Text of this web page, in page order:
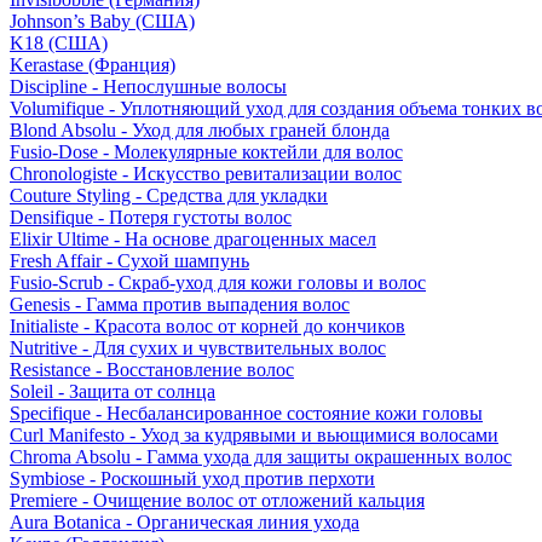
Johnson’s Baby (США)
K18 (США)
Kerastase (Франция)
Discipline - Непослушные волосы
Volumifique - Уплотняющий уход для создания объема тонких
Blond Absolu - Уход для любых граней блонда
Fusio-Dose - Молекулярные коктейли для волос
Chronologiste - Искусство ревитализации волос
Couture Styling - Средства для укладки
Densifique - Потеря густоты волос
Elixir Ultime - На основе драгоценных масел
Fresh Affair - Сухой шампунь
Fusio-Scrub - Скраб-уход для кожи головы и волос
Genesis - Гамма против выпадения волос
Initialiste - Красота волос от корней до кончиков
Nutritive - Для сухих и чувствительных волос
Resistance - Восстановление волос
Soleil - Защита от солнца
Specifique - Несбалансированное состояние кожи головы
Curl Manifesto - Уход за кудрявыми и вьющимися волосами
Chroma Absolu - Гамма ухода для защиты окрашенных волос
Symbiose - Роскошный уход против перхоти
Premiere - Очищение волос от отложений кальция
Aura Botanica - Органическая линия ухода